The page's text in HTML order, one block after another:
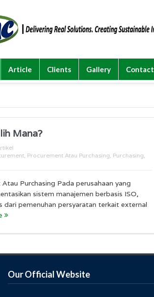
Article Clients Gallery Contact
Mana?
Procurement Atau Purchasing Purchasing
Purchasing Pada perusahaan yang
sistem manajemen berbasis ISO,
dari pemenuhan persyaratan terkait external
Our Official Website